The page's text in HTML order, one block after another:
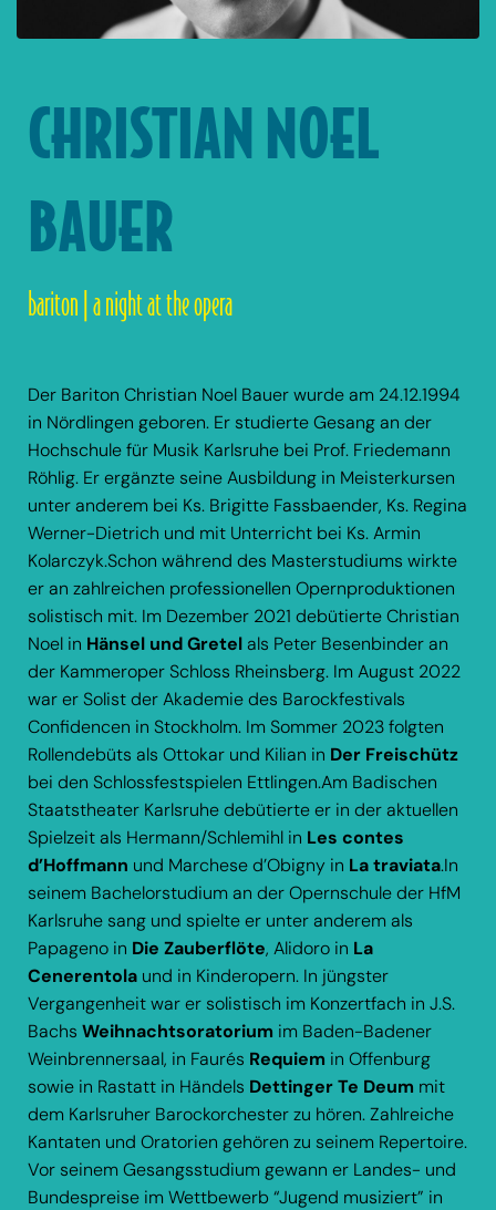
CHRISTIAN NOEL
BAUER
bariton | a night at the opera
Der Bariton Christian Noel Bauer wurde am 24.12.1994
in Nördlingen geboren. Er studierte Gesang an der
Hochschule für Musik Karlsruhe bei Prof. Friedemann
Röhlig. Er ergänzte seine Ausbildung in Meisterkursen
unter anderem bei Ks. Brigitte Fassbaender, Ks. Regina
Werner-Dietrich und mit Unterricht bei Ks. Armin
Kolarczyk.Schon während des Masterstudiums wirkte
er an zahlreichen professionellen Opernproduktionen
solistisch mit. Im Dezember 2021 debütierte Christian
Noel in Hänsel und Gretelals Peter Besenbinder an
der Kammeroper Schloss Rheinsberg. Im August 2022
war er Solist der Akademie des Barockfestivals
Confidencen in Stockholm. Im Sommer 2023 folgten
Rollendebüts als Ottokar und Kilian in Der Freischütz
bei den Schlossfestspielen Ettlingen.Am Badischen
Staatstheater Karlsruhe debütierte er in der aktuellen
Spielzeit als Hermann/Schlemihl in Les contes
d’Hoffmann und Marchese d’Obigny in La traviata.In
seinem Bachelorstudium an der Opernschule der HfM
Karlsruhe sang und spielte er unter anderem als
Papageno in Die Zauberflöte, Alidoro in La
Cenerentola und in Kinderopern. In jüngster
Vergangenheit war er solistisch im Konzertfach in J.S.
Bachs Weihnachtsoratorium im Baden-Badener
Weinbrennersaal, in Faurés Requiem in Offenburg
sowie in Rastatt in Händels Dettinger Te Deum mit
dem Karlsruher Barockorchester zu hören. Zahlreiche
Kantaten und Oratorien gehören zu seinem Repertoire.
Vor seinem Gesangsstudium gewann er Landes- und
Bundespreise im Wettbewerb “Jugend musiziert” in